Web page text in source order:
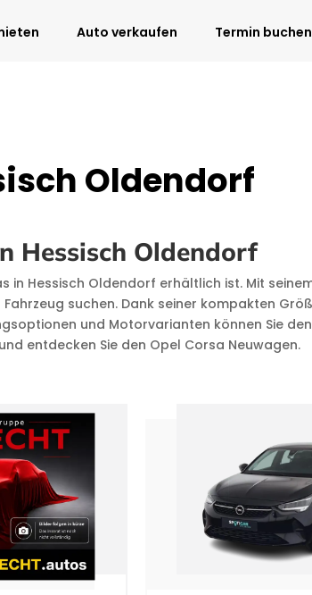
Auto verkaufen Termin buchen
Oldendorf
Hessisch Oldendorf
Hessisch Oldendorf erhältlich ist. Mit
suchen. Dank seiner kompakten
und Motorvarianten können Sie
entdecken Sie den Opel Corsa Neuwagen.